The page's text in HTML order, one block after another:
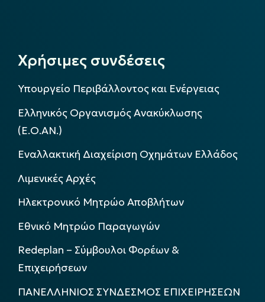
Χρήσιμες συνδέσεις
Υπουργείο Περιβάλλοντος και Ενέργειας
Ελληνικός Οργανισμός Ανακύκλωσης
(Ε.Ο.ΑΝ.)
Εναλλακτική Διαχείριση Οχημάτων Ελλάδος
Λιμενικές Αρχές
Ηλεκτρονικό Μητρώο Αποβλήτων
Εθνικό Μητρώο Παραγωγών
Redeplan – Σύμβουλοι Φορέων &
Επιχειρήσεων
ΠΑΝΕΛΛΗΝΙΟΣ ΣΥΝΔΕΣΜΟΣ ΕΠΙΧΕΙΡΗΣΕΩΝ